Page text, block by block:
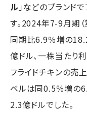
ル 」などのブランド
す。2024年7-9月期
同期比6.9％増の
億ドル、一株当たり
フライドチキンの売
ベルは同0.5％増の
2.3億ドルでした。